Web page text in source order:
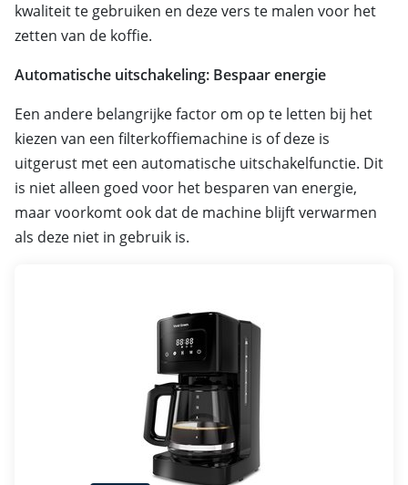
kwaliteit te gebruiken en deze vers te malen voor het
zetten van de koffie.
Automatische uitschakeling: Bespaar energie
Een andere belangrijke factor om op te letten bij het
kiezen van een filterkoffiemachine is of deze is
uitgerust met een automatische uitschakelfunctie. Dit
is niet alleen goed voor het besparen van energie,
maar voorkomt ook dat de machine blijft verwarmen
als deze niet in gebruik is.